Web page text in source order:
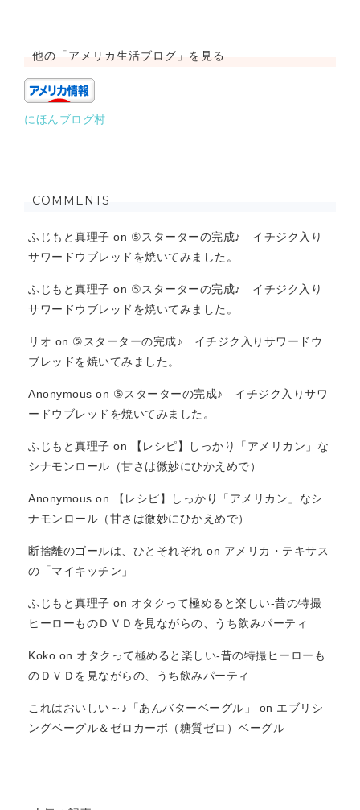
他の「アメリカ生活ブログ」を見る
にほんブログ村
COMMENTS
ふじもと真理子 on ⑤スターターの完成♪ イチジク入り
サワードウブレッドを焼いてみました。
ふじもと真理子 on ⑤スターターの完成♪ イチジク入り
サワードウブレッドを焼いてみました。
リオ on ⑤スターターの完成♪ イチジク入りサワードウ
ブレッドを焼いてみました。
Anonymous on ⑤スターターの完成♪ イチジク入りサワ
ードウブレッドを焼いてみました。
ふじもと真理子 on
【レシピ】しっかり「アメリカン」な
シナモンロール（甘さは微妙にひかえめで）
Anonymous on
【レシピ】しっかり「アメリカン」なシ
ナモンロール（甘さは微妙にひかえめで）
断捨離のゴールは、ひとそれぞれ on アメリカ・テキサス
の「マイキッチン」
ふじもと真理子 on オタクって極めると楽しい-昔の特撮
ヒーローものＤＶＤを見ながらの、うち飲みパーティ
Koko on オタクって極めると楽しい-昔の特撮ヒーローも
のＤＶＤを見ながらの、うち飲みパーティ
これはおいしい～♪「あんバターベーグル」 on エブリシ
ングベーグル＆ゼロカーボ（糖質ゼロ）ベーグル